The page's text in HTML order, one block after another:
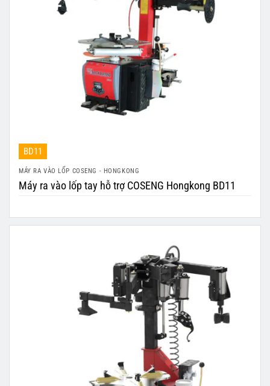
BD11
MÁY RA VÀO LỐP COSENG - HONGKONG
Máy ra vào lốp tay hỗ trợ COSENG Hongkong BD11